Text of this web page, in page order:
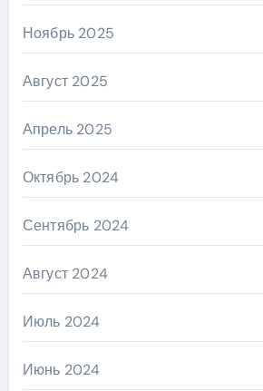
Ноябрь 2025
Август 2025
Апрель 2025
Октябрь 2024
Сентябрь 2024
Август 2024
Июль 2024
Июнь 2024